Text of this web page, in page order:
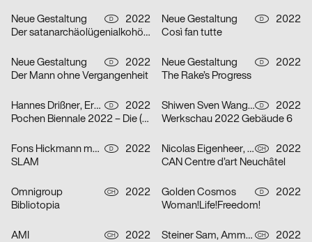
Neue Gestaltung D
2022
Der satanarchäolügenialkohöllische Wunschpunsch
Neue Gestaltung D
2022
Così fan tutte
Neue Gestaltung D
2022
Der Mann ohne Vergangenheit
Neue Gestaltung D
2022
The Rake’s Progress
Hannes Drißner, Erkan Elias D
2022
Pochen Biennale 2022 – Die (neue) Vermessung der Welt
Shiwen Sven Wang, Breidenich Friedrich D
2022
Werkschau 2022 Gebäude 6
Fons Hickmann m23 D
2022
SLAM
Nicolas Eigenheer, Noémie Gygax (no-do), Sebastian Verdon CH
2022
CAN Centre d’art Neuchâtel
Omnigroup CH
2022
Bibliotopia
Golden Cosmos D
2022
Woman!Life!Freedom!
AMI CH
2022
Steiner Sam, Ammann Sirkka CH
2022